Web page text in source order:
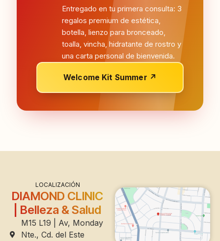
Entregado en tu primera consulta: 3
regalos premium de estética,
botella, lienzo para bronceado,
toalla, vincha, hidratante de rostro y
una carta personal de bienvenida.
Welcome Kit Summer ↗
DIAMOND CLINIC
| Belleza & Salud
M15 L19 | Av, Monday
Nte., Cd. del Este
LOCALIZACIÓN